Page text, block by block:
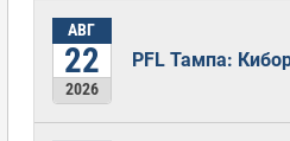
АВГ
22
2026
PFL Тампа: